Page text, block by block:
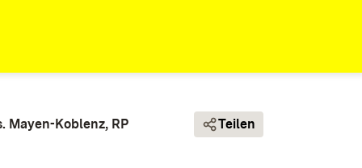
Mayen-Koblenz, RP Teilen